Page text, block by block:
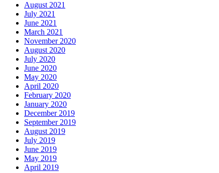
August 2021
July 2021
June 2021
March 2021
November 2020
August 2020
July 2020
June 2020
May 2020
April 2020
February 2020
January 2020
December 2019
September 2019
August 2019
July 2019
June 2019
May 2019
April 2019